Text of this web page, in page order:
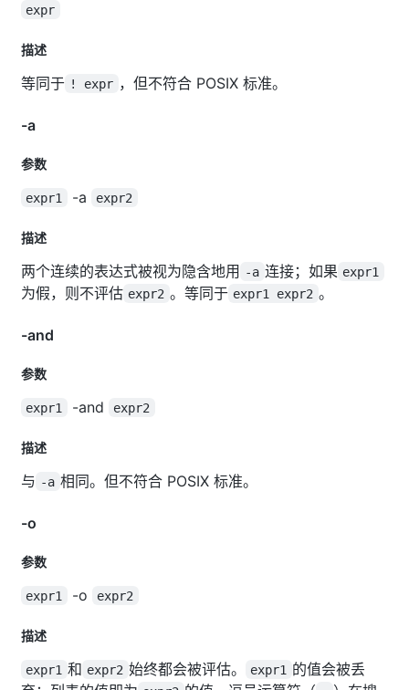
expr
描述
等同于 ! expr ，但不符合 POSIX 标准。
-a
参数
expr1 -a expr2
描述
两个连续的表达式被视为隐含地用 -a 连接；如果 expr1
为假，则不评估 expr2 。等同于 expr1 expr2 。
-and
参数
expr1 -and expr2
描述
与 -a 相同。但不符合 POSIX 标准。
-o
参数
expr1 -o expr2
描述
expr1 和 expr2 始终都会被评估。 expr1 的值会被丢